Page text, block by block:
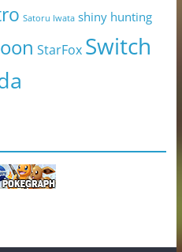
Satoru Iwata shiny hunting
StarFox Switch